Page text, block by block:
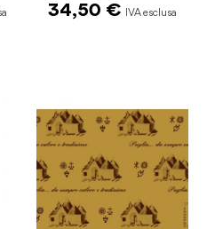
34,50 €